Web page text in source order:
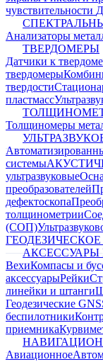
чувствительности
Анализаторы
ТВЕРДОМЕРЫ
Датчики к
твердомеры
твердости
пластмасс
Толщиномеры
системы
ультразвуковые
преобразователей
дефектоскопа
толщинометрии
(СОП)
АКСЕССУАРЫ
ВехиКомпасы и
аксессуарыРейки
линейки и штанги
Геодезические
беспилотники
приемника
Авиационное